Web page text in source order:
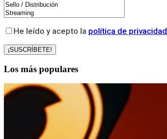
He leído y acepto la política de privacidad
Los más populares